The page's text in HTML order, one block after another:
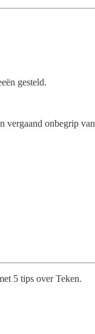
gesteld.
vergaand onbegrip
5 tips over Teken.